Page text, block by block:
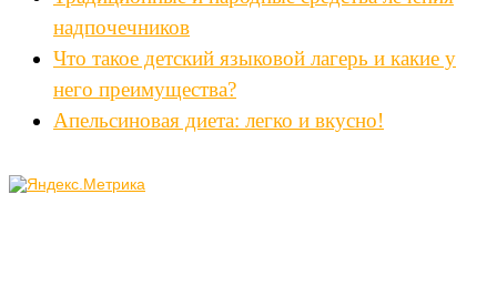
надпочечников
Что такое детский языковой лагерь и какие у
него преимущества?
Апельсиновая диета: легко и вкусно!